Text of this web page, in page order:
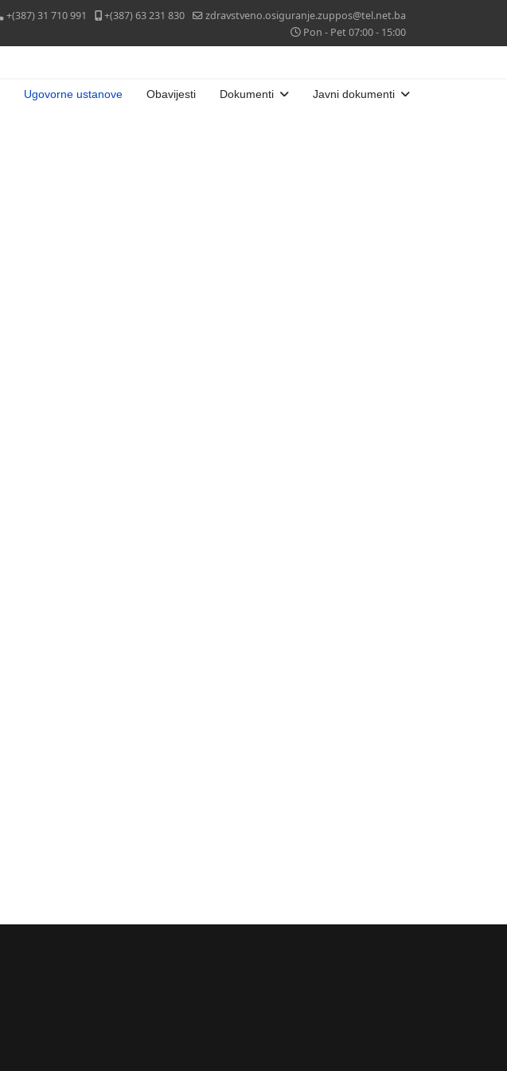
+(387) 31 710 991 +(387) 63 231 830
zdravstveno.osiguranje.zuppos@tel.net.ba
Pon - Pet 07:00 - 15:00
Ugovorne ustanove Obavijesti Dokumenti Javni dokumenti